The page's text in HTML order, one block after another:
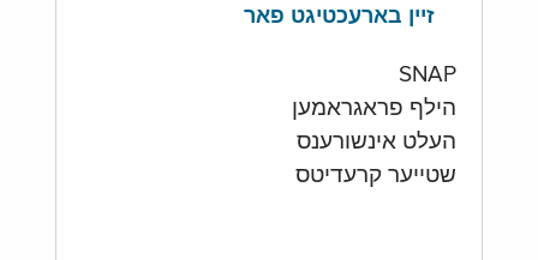
זיין בארעכטיגט פאר
SNAP
הילף פראגראמען
העלט אינשורענס
שטייער קרעדיטס